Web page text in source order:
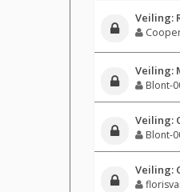
Veiling:
Veiling:
Blont-
Veiling:
Blont-
Veiling: